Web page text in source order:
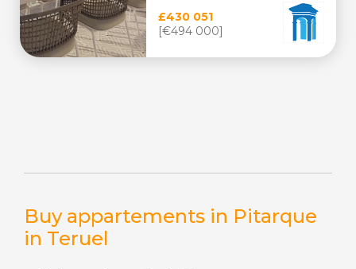
Buy appartements in Pitarque
in Teruel
£430 051
[€494 000]